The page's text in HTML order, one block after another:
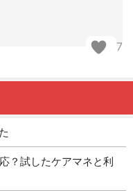
7
？試したケアマネと利